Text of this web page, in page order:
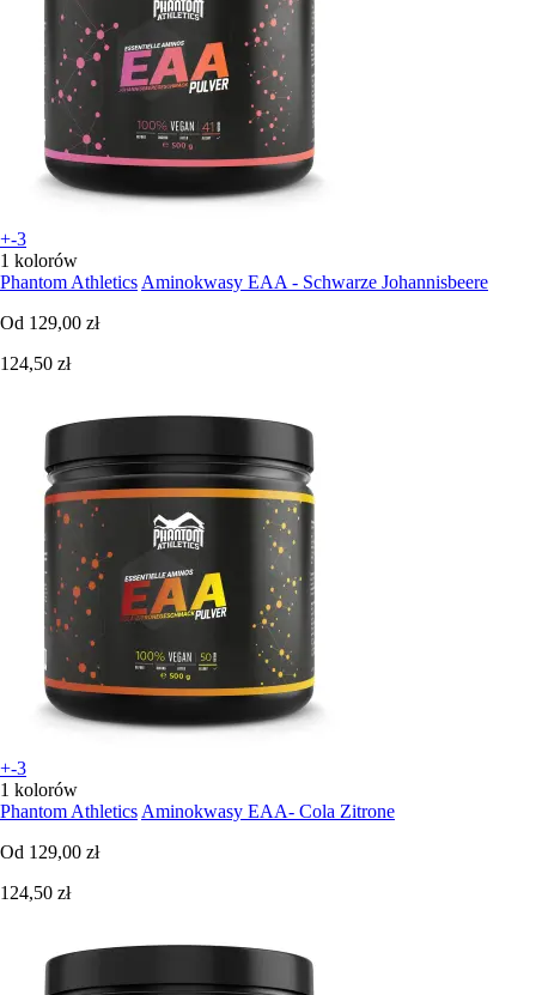
+-3
1 kolorów
Phantom Athletics Aminokwasy EAA - Schwarze Johannisbeere
Od 129,00 zł
124,50 zł
+-3
1 kolorów
Phantom Athletics Aminokwasy EAA- Cola Zitrone
Od 129,00 zł
124,50 zł